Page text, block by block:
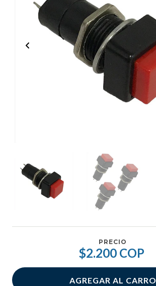
PRECIO
$2.200 COP
AGREGAR AL CARRO